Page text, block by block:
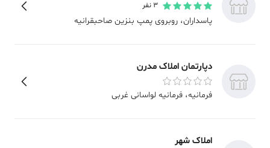
3 نفر
پاسداران، روبروی پمپ بنزین صاحبقرانیه
دپارتمان املاک مدرن
فرمانیه، فرمانیه لواسانی غربی
املاک شهر